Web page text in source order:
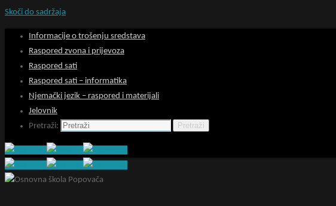
Skoči do sadržaja
Informacije o trošenju sredstava
Raspored zvona i prijevoza
Raspored sati
Raspored sati – informatika
Njemački jezik – raspored i materijali
Jelovnik
Pretraži:
Pretraži